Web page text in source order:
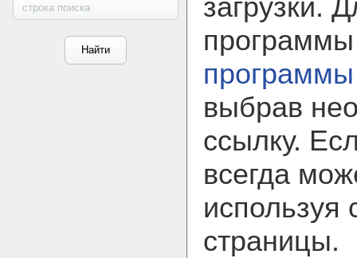
загрузки.
программы
выбрав
ссылку.
всегда
используя
страницы.